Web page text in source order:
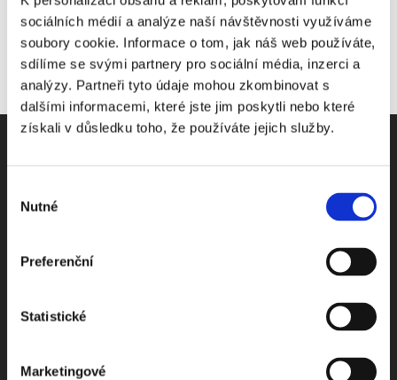
sociálních médií a analýze naší návštěvnosti využíváme
soubory cookie. Informace o tom, jak náš web používáte,
sdílíme se svými partnery pro sociální média, inzerci a
analýzy. Partneři tyto údaje mohou zkombinovat s
dalšími informacemi, které jste jim poskytli nebo které
získali v důsledku toho, že používáte jejich služby.
souhlasu
Nutné
Preferenční
Statistické
Marketingové
Odebírejte Beck-online
Dostávejte od nás pravidelný měsíční souhrn